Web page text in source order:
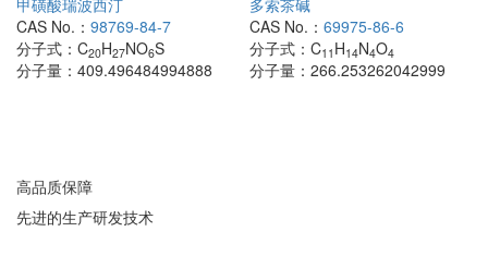
甲磺酸瑞波西汀
CAS No.： 98769-84-7
分子式： C20H27NO6S
分子量： 409.496484994888
多索茶碱
CAS No.： 69975-86-6
分子式： C11 H14N4O4
分子量： 266.253262042999
高品质保障
先进的生产研发技术